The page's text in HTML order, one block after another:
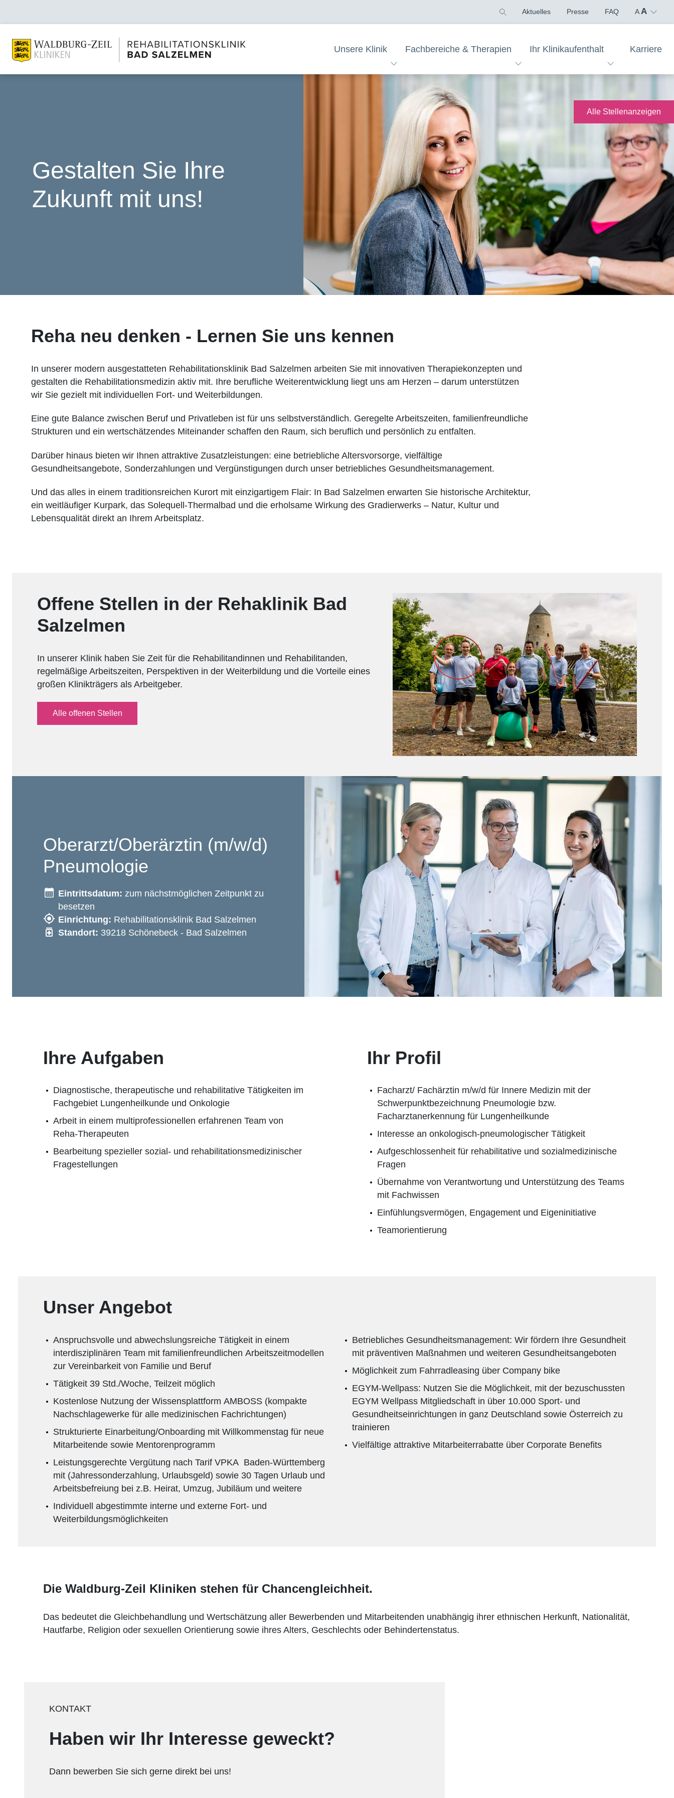
Aktuelles Presse FAQ A A
Unsere Klinik Fachbereiche & Therapien Ihr Klinikaufenthalt Karriere
Alle Stellenanzeigen
Gestalten Sie Ihre
Zukunft mit uns!
Reha neu denken - Lernen Sie uns kennen
In unserer modern ausgestatteten Rehabilitationsklinik Bad Salzelmen arbeiten Sie mit innovativen Therapiekonzepten und
gestalten die Rehabilitationsmedizin aktiv mit. Ihre berufliche Weiterentwicklung liegt uns am Herzen – darum unterstützen
wir Sie gezielt mit individuellen Fort- und Weiterbildungen.
Eine gute Balance zwischen Beruf und Privatleben ist für uns selbstverständlich. Geregelte Arbeitszeiten, familienfreundliche
Strukturen und ein wertschätzendes Miteinander schaffen den Raum, sich beruflich und persönlich zu entfalten.
Darüber hinaus bieten wir Ihnen attraktive Zusatzleistungen: eine betriebliche Altersvorsorge, vielfältige
Gesundheitsangebote, Sonderzahlungen und Vergünstigungen durch unser betriebliches Gesundheitsmanagement.
Und das alles in einem traditionsreichen Kurort mit einzigartigem Flair: In Bad Salzelmen erwarten Sie historische Architektur,
ein weitläufiger Kurpark, das Solequell-Thermalbad und die erholsame Wirkung des Gradierwerks – Natur, Kultur und
Lebensqualität direkt an Ihrem Arbeitsplatz.
Offene Stellen in der Rehaklinik Bad
Salzelmen
In unserer Klinik haben Sie Zeit für die Rehabilitandinnen und Rehabilitanden,
regelmäßige Arbeitszeiten, Perspektiven in der Weiterbildung und die Vorteile eines
großen Klinikträgers als Arbeitgeber.
Alle offenen Stellen
Jetztüber das
bewerben
Oberarzt/Oberärztin (m/w/d)
Pneumologie
Eintrittsdatum: zum nächstmöglichen Zeitpunkt zu
besetzen
Einrichtung: Rehabilitationsklinik Bad Salzelmen
Standort: 39218 Schönebeck - Bad Salzelmen
Ihre Aufgaben
Diagnostische, therapeutische und rehabilitative Tätigkeiten im
Fachgebiet Lungenheilkunde und Onkologie
Arbeit in einem multiprofessionellen erfahrenen Team von
Reha-Therapeuten
Bearbeitung spezieller sozial- und rehabilitationsmedizinischer
Fragestellungen
Ihr Profil
Facharzt/ Fachärztin m/w/d für Innere Medizin mit der
Schwerpunktbezeichnung Pneumologie bzw.
Facharztanerkennung für Lungenheilkunde
Interesse an onkologisch-pneumologischer Tätigkeit
Aufgeschlossenheit für rehabilitative und sozialmedizinische
Fragen
Übernahme von Verantwortung und Unterstützung des Teams
mit Fachwissen
Einfühlungsvermögen, Engagement und Eigeninitiative
Teamorientierung
Unser Angebot
Anspruchsvolle und abwechslungsreiche Tätigkeit in einem
interdisziplinären Team mit familienfreundlichen Arbeitszeitmodellen
zur Vereinbarkeit von Familie und Beruf
Tätigkeit 39 Std./Woche, Teilzeit möglich
Kostenlose Nutzung der Wissensplattform AMBOSS (kompakte
Nachschlagewerke für alle medizinischen Fachrichtungen)
Strukturierte Einarbeitung/Onboarding mit Willkommenstag für neue
Mitarbeitende sowie Mentorenprogramm
Leistungsgerechte Vergütung nach Tarif VPKA Baden-Württemberg
mit (Jahressonderzahlung, Urlaubsgeld) sowie 30 Tagen Urlaub und
Arbeitsbefreiung bei z.B. Heirat, Umzug, Jubiläum und weitere
Individuell abgestimmte interne und externe Fort- und
Weiterbildungsmöglichkeiten
Betriebliches Gesundheitsmanagement: Wir fördern Ihre Gesundheit
mit präventiven Maßnahmen und weiteren Gesundheitsangeboten
Möglichkeit zum Fahrradleasing über Company bike
EGYM-Wellpass: Nutzen Sie die Möglichkeit, mit der bezuschussten
EGYM Wellpass Mitgliedschaft in über 10.000 Sport- und
Gesundheitseinrichtungen in ganz Deutschland sowie Österreich zu
trainieren
Vielfältige attraktive Mitarbeiterrabatte über Corporate Benefits
Die Waldburg-Zeil Kliniken stehen für Chancengleichheit.
Das bedeutet die Gleichbehandlung und Wertschätzung aller Bewerbenden und Mitarbeitenden unabhängig ihrer ethnischen Herkunft, Nationalität,
Hautfarbe, Religion oder sexuellen Orientierung sowie ihres Alters, Geschlechts oder Behindertenstatus.
KONTAKT
Haben wir Ihr Interesse geweckt?
Dann bewerben Sie sich gerne direkt bei uns!